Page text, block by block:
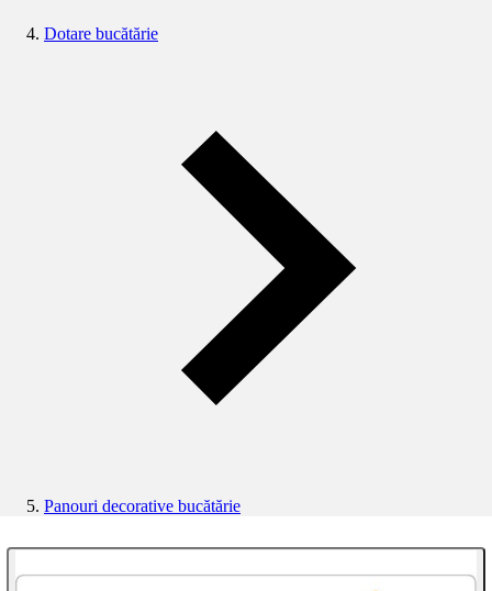
Dotare bucătărie
Panouri decorative bucătărie